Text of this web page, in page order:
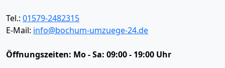
Tel.: 01579-2482315
E-Mail: info@bochum-umzuege-24.de
Öffnungszeiten: Mo - Sa: 09:00 - 19:00 Uhr